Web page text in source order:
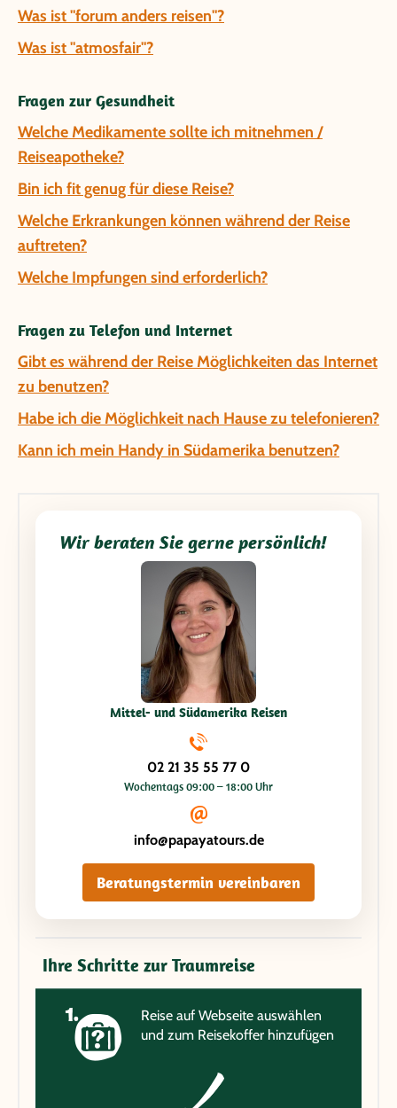
Was ist "forum anders reisen"?
Was ist "atmosfair"?
Fragen zur Gesundheit
Welche Medikamente sollte ich mitnehmen /
Reiseapotheke?
Bin ich fit genug für diese Reise?
Welche Erkrankungen können während der Reise
auftreten?
Welche Impfungen sind erforderlich?
Fragen zu Telefon und Internet
Gibt es während der Reise Möglichkeiten das Internet
zu benutzen?
Habe ich die Möglichkeit nach Hause zu telefonieren?
Kann ich mein Handy in Südamerika benutzen?
Wir beraten Sie gerne persönlich!
Mittel- und Südamerika Reisen
02 21 35 55 77 0
Wochentags 09:00 – 18:00 Uhr
info@papayatours.de
Beratungstermin vereinbaren
Ihre Schritte zur Traumreise
Reise auf Webseite auswählen
und zum Reisekoffer hinzufügen